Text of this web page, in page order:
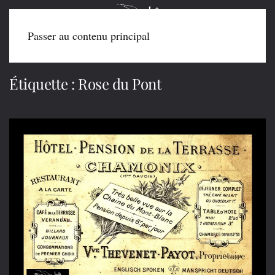
Passer au contenu principal
Étiquette : Rose du Pont